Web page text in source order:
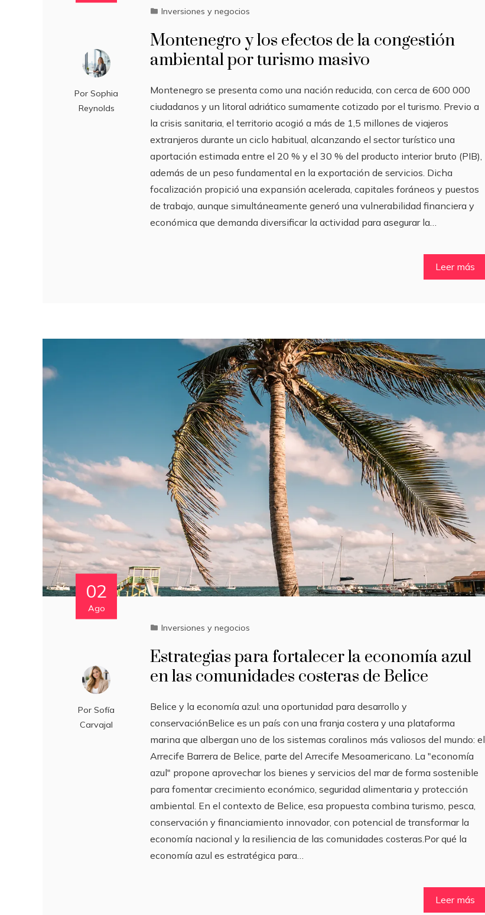
PorSophia
Reynolds
Inversiones y negocios
Montenegro y los efectos de la congestión
ambiental por turismo masivo
Montenegro se presenta como una nación reducida, con cerca de 600 000
ciudadanos y un litoral adriático sumamente cotizado por el turismo. Previo a
la crisis sanitaria, el territorio acogió a más de 1,5 millones de viajeros
extranjeros durante un ciclo habitual, alcanzando el sector turístico una
aportación estimada entre el 20 % y el 30 % del producto interior bruto (PIB),
además de un peso fundamental en la exportación de servicios. Dicha
focalización propició una expansión acelerada, capitales foráneos y puestos
de trabajo, aunque simultáneamente generó una vulnerabilidad financiera y
económica que demanda diversificar la actividad para asegurar la…
Leer más
02
Ago
PorSofía
Carvajal
Inversiones y negocios
Estrategias para fortalecer la economía azul
en las comunidades costeras de Belice
Belice y la economía azul: una oportunidad para desarrollo y
conservaciónBelice es un país con una franja costera y una plataforma
marina que albergan uno de los sistemas coralinos más valiosos del mundo: el
Arrecife Barrera de Belice, parte del Arrecife Mesoamericano. La "economía
azul" propone aprovechar los bienes y servicios del mar de forma sostenible
para fomentar crecimiento económico, seguridad alimentaria y protección
ambiental. En el contexto de Belice, esa propuesta combina turismo, pesca,
conservación y financiamiento innovador, con potencial de transformar la
economía nacional y la resiliencia de las comunidades costeras.Por qué la
economía azul es estratégica para…
Leer más